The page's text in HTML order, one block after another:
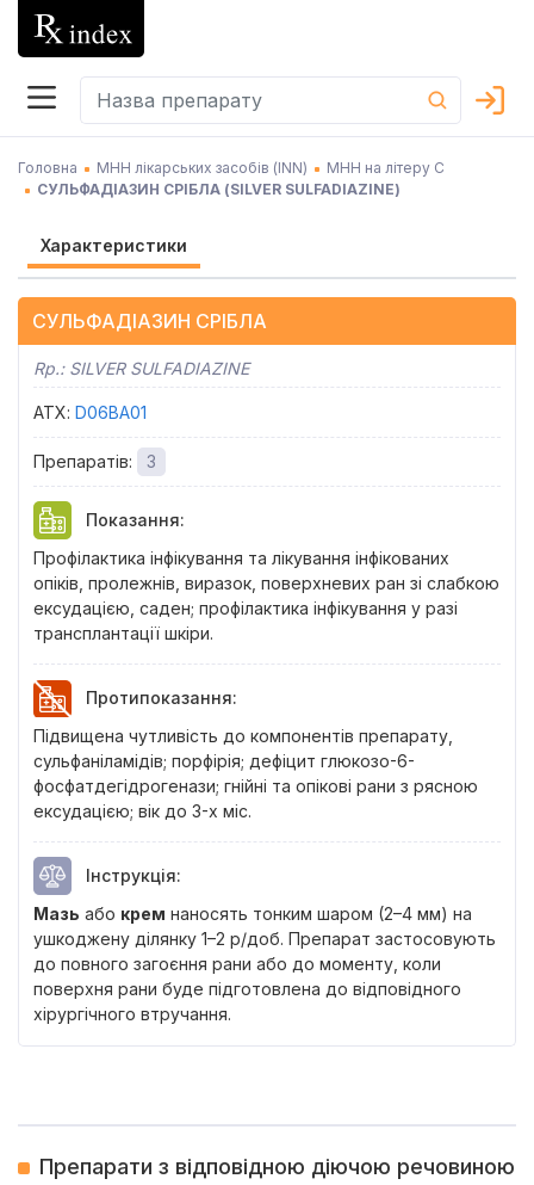
Головна МНН лікарських засобів (INN)
МНН на літеру С
СУЛЬФАДІАЗИН СРІБЛА (SILVER SULFADIAZINE)
Характеристики
СУЛЬФАДІАЗИН СРІБЛА
Rp.: SILVER SULFADIAZINE
АТХ: D06BA01
Препаратів: 3
Показання:
Профілактика інфікування та лікування інфікованих
опіків, пролежнів, виразок, поверхневих ран зі слабкою
ексудацією, саден; профілактика інфікування у разі
трансплантації шкіри.
Протипоказання:
Підвищена чутливість до компонентів препарату,
сульфаніламідів; порфірія; дефіцит глюкозо-6-
фосфатдегідрогенази; гнійні та опікові рани з рясною
ексудацією; вік до 3-х міс.
Інструкція:
Мазь або крем наносять тонким шаром (2–4 мм) на
ушкоджену ділянку 1–2 р/доб. Препарат застосовують
до повного загоєння рани або до моменту, коли
поверхня рани буде підготовлена до відповідного
хірургічного втручання.
Препарати з відповідною діючою речовиною